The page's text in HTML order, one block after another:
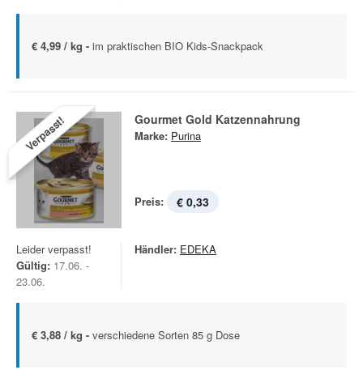
€ 4,99 / kg - im praktischen BIO Kids-Snackpack
Verpasst! Gourmet Gold Katzennahrung
Marke: Purina
Preis: € 0,33
Leider verpasst!
Gültig: 17.06. -
23.06.
Händler: EDEKA
€ 3,88 / kg - verschiedene Sorten 85 g Dose